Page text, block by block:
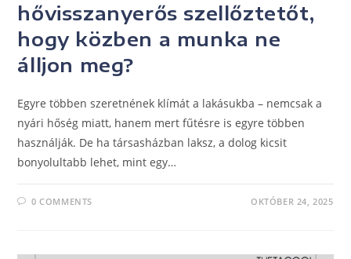
hővisszanyerős szellőztetőt,
hogy közben a munka ne
álljon meg?
Egyre többen szeretnének klímát a lakásukba – nemcsak a
nyári hőség miatt, hanem mert fűtésre is egyre többen
használják. De ha társasházban laksz, a dolog kicsit
bonyolultabb lehet, mint egy…
0 COMMENTS OKTÓBER 24, 2025